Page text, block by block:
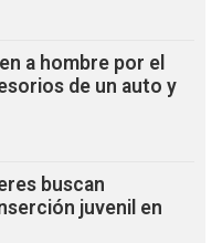
a hombre por el
de un auto y
buscan
juvenil en